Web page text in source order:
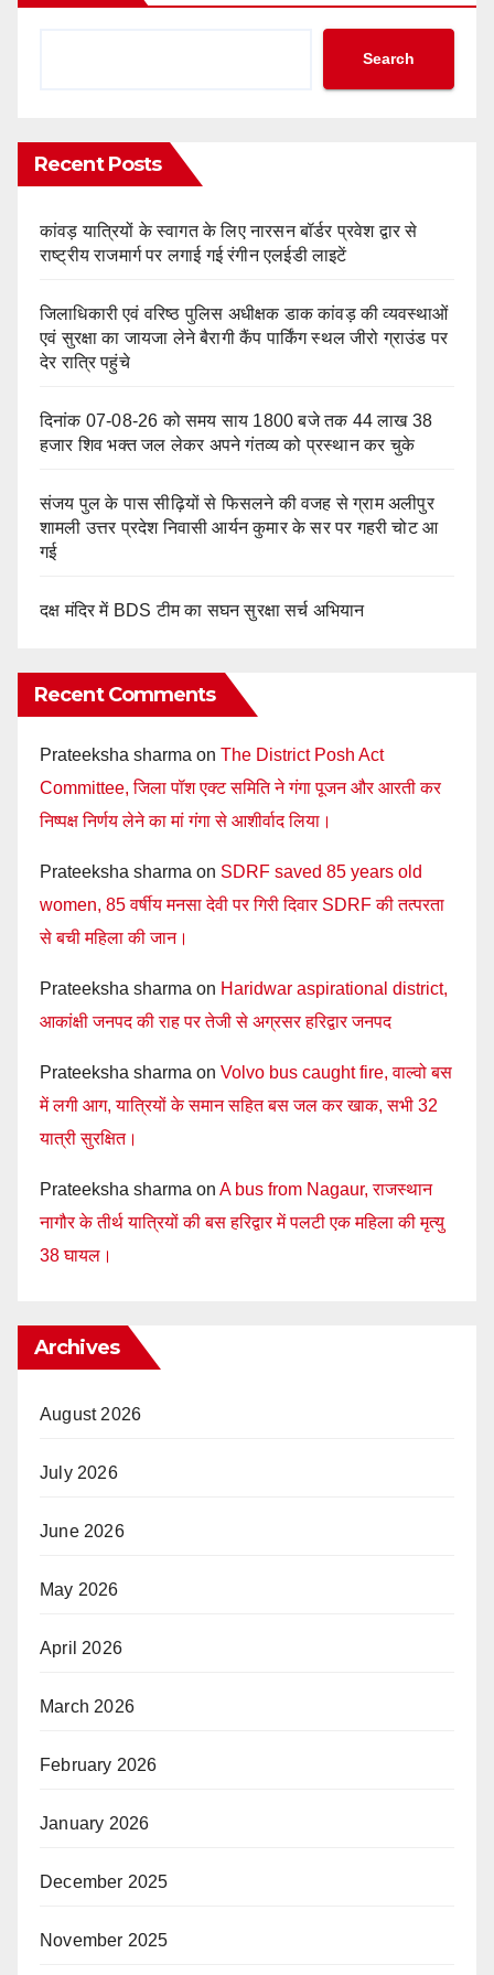
Search
Recent Posts
कांवड़ यात्रियों के स्वागत के लिए नारसन बॉर्डर प्रवेश द्वार से
राष्ट्रीय राजमार्ग पर लगाई गई रंगीन एलईडी लाइटें
जिलाधिकारी एवं वरिष्ठ पुलिस अधीक्षक डाक कांवड़ की व्यवस्थाओं
एवं सुरक्षा का जायजा लेने बैरागी कैंप पार्किंग स्थल जीरो ग्राउंड पर
देर रात्रि पहुंचे
दिनांक 07-08-26 को समय साय 1800 बजे तक 44 लाख 38
हजार शिव भक्त जल लेकर अपने गंतव्य को प्रस्थान कर चुके
संजय पुल के पास सीढ़ियों से फिसलने की वजह से ग्राम अलीपुर
शामली उत्तर प्रदेश निवासी आर्यन कुमार के सर पर गहरी चोट आ
गई
दक्ष मंदिर में BDS टीम का सघन सुरक्षा सर्च अभियान
Recent Comments
Prateeksha sharma on The District Posh Act
Committee, जिला पॉश एक्ट समिति ने गंगा पूजन और आरती कर
निष्पक्ष निर्णय लेने का मां गंगा से आशीर्वाद लिया।
Prateeksha sharma on SDRF saved 85 years old
women, 85 वर्षीय मनसा देवी पर गिरी दिवार SDRF की तत्परता
से बची महिला की जान।
Prateeksha sharma on Haridwar aspirational district,
आकांक्षी जनपद की राह पर तेजी से अग्रसर हरिद्वार जनपद
Prateeksha sharma on Volvo bus caught fire, वाल्वो बस
में लगी आग, यात्रियों के समान सहित बस जल कर खाक, सभी 32
यात्री सुरक्षित।
Prateeksha sharma on A bus from Nagaur, राजस्थान
नागौर के तीर्थ यात्रियों की बस हरिद्वार में पलटी एक महिला की मृत्यु
38 घायल।
Archives
August 2026
July 2026
June 2026
May 2026
April 2026
March 2026
February 2026
January 2026
December 2025
November 2025